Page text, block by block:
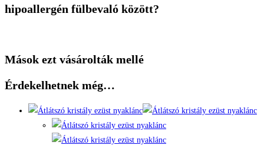
hipoallergén fülbevaló között?
Mások ezt vásárolták mellé
Érdekelhetnek még…